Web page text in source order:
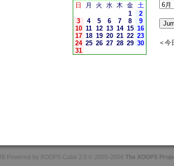
日 月 火 水 木 金 土
1
2
3
4 5 6 7 8
9
10 11 12 13 14 15 16
17 18 19 20 21 22 23
24 25 26 27 28 29 30
31
＜今
Powered by XOOPS Cube 2.0 © 2005-2006 The XOOPS